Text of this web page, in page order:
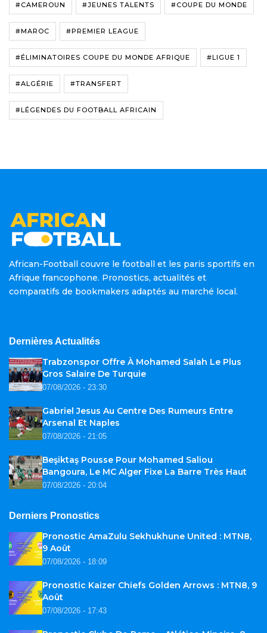
#CAMEROUN #JEUNES TALENTS #COUPE DU MONDE
#MAROC #PREMIER LEAGUE
#ÉLIMINATOIRES COUPE DU MONDE AFRIQUE #LIGUE 1
#ALGÉRIE #TRANSFERT
#LÉGENDES DU FOOTBALL AFRICAIN
African-Football couvre le football et les paris sportifs en
Afrique francophone. Pronostics, actualités et
comparatifs de bookmakers adaptés au marché local.
Dernières Actualités
Trabzonspor Offre À Mohamed Salah Le Plus
Gros Salaire De Turquie
07/08/2026 - 23:30
Gabriel Jesus Au Centre Des Rumeurs Entre
Arsenal Et Naples
07/08/2026 - 21:05
Beşiktaş Pousse Pour Mohamed Saliou
Bangoura, Le MC Alger Fixe La Barre Très Haut
07/08/2026 - 20:04
Derniers Pronostics
Pronostic AmaZulu Sekhukhune United : MTN8,
9 Août
07/08/2026 - 18:09
Pronostic Kaizer Chiefs Golden Arrows : MTN8, 9
Août
07/08/2026 - 17:43